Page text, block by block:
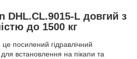
DHL.CL.9015-L довгий з
до 1500 кг
це посилений гідравлічний
встановлення на пікапи та